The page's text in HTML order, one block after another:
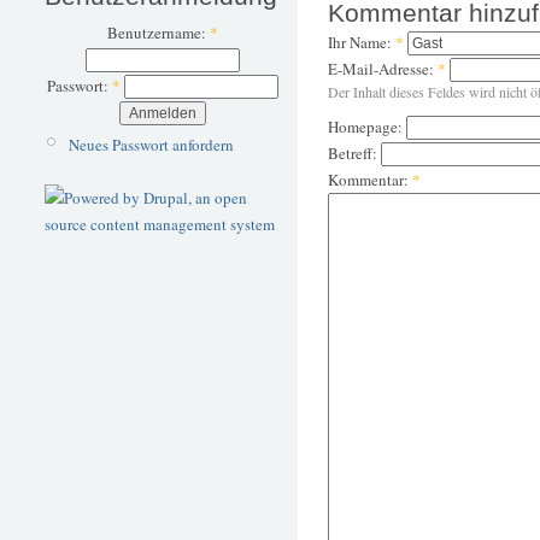
Benutzername: *
Passwort: *
Neues Passwort anfordern
Kommentar
Ihr Name: *
E-Mail-Adresse: *
Der Inhalt dieses Feldes wird nicht
Homepage:
Betreff:
Kommentar: *